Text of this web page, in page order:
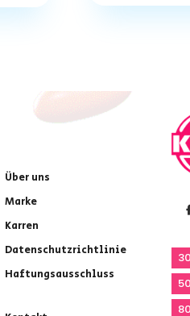
Über uns
Marke
Karren
Datenschutzrichtlinie
Haftungsausschluss